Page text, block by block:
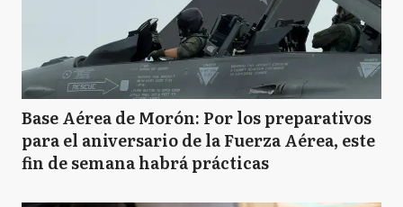
Base Aérea de Morón: Por los preparativos
para el aniversario de la Fuerza Aérea, este
fin de semana habrá prácticas